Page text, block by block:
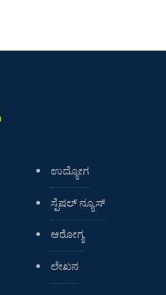
ಉದ್ಯೋಗ
ಸ್ಪೆಷಲ್ ನ್ಯೂಸ್
ಆರೋಗ್ಯ
ಲೇಖನ